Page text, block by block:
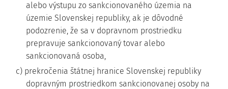
alebo výstupu zo sankcionovaného územia na
územie Slovenskej republiky, ak je dôvodné
podozrenie, že sa v dopravnom prostriedku
prepravuje sankcionovaný tovar alebo
sankcionovaná osoba,
c) prekročenia štátnej hranice Slovenskej republiky
dopravným prostriedkom sankcionovanej osoby na